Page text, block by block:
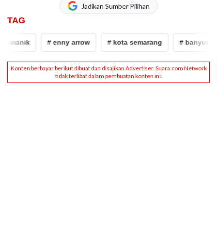
Jadikan Sumber Pilihan
TAG
# enny arrow # kota semarang #